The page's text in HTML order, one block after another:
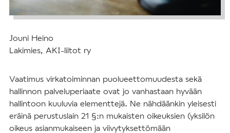
Jouni Heino
Lakimies, AKI-liitot ry
Vaatimus virkatoiminnan puolueettomuudesta sekä
hallinnon palveluperiaate ovat jo vanhastaan hyvään
hallintoon kuuluvia elementtejä. Ne nähdäänkin yleisesti
eräinä perustuslain 21 §:n mukaisten oikeuksien (yksilön
oikeus asianmukaiseen ja viivytyksettömään